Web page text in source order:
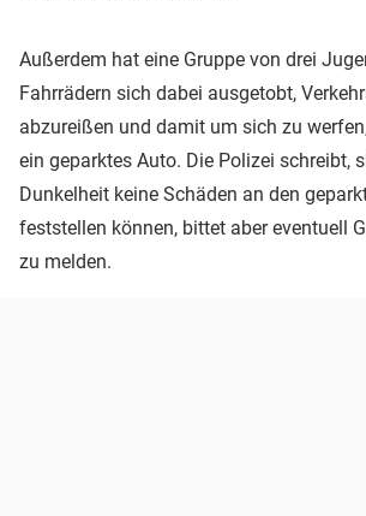
Außerdem hat eine Gruppe von drei
Fahrrädern sich dabei ausgetobt,
abzureißen und damit um sich zu
ein geparktes Auto. Die Polizei schreibt,
Dunkelheit keine Schäden an den
feststellen können, bittet aber eventuell
zu melden.